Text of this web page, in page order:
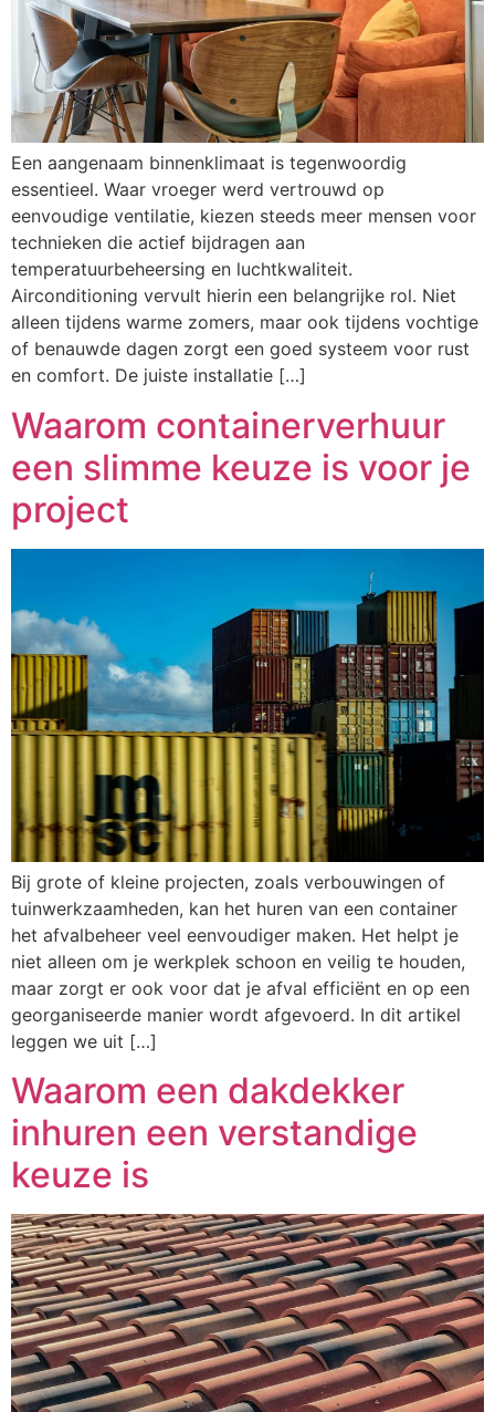
Een aangenaam binnenklimaat is tegenwoordig
essentieel. Waar vroeger werd vertrouwd op
eenvoudige ventilatie, kiezen steeds meer mensen voor
technieken die actief bijdragen aan
temperatuurbeheersing en luchtkwaliteit.
Airconditioning vervult hierin een belangrijke rol. Niet
alleen tijdens warme zomers, maar ook tijdens vochtige
of benauwde dagen zorgt een goed systeem voor rust
en comfort. De juiste installatie […]
Waarom containerverhuur
een slimme keuze is voor je
project
Bij grote of kleine projecten, zoals verbouwingen of
tuinwerkzaamheden, kan het huren van een container
het afvalbeheer veel eenvoudiger maken. Het helpt je
niet alleen om je werkplek schoon en veilig te houden,
maar zorgt er ook voor dat je afval efficiënt en op een
georganiseerde manier wordt afgevoerd. In dit artikel
leggen we uit […]
Waarom een dakdekker
inhuren een verstandige
keuze is